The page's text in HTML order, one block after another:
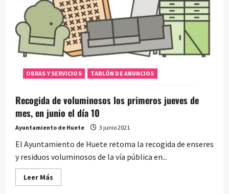
los
públicos
#ActivemosHuete
OBRAS Y SERVICIOS TABLÓN DE ANUNCIOS
Recogida de voluminosos los primeros jueves de
mes, en junio el día 10
Ayuntamiento de Huete 3 junio 2021
El Ayuntamiento de Huete retoma la recogida de enseres
y residuos voluminosos de la vía pública en...
Leer Más
más